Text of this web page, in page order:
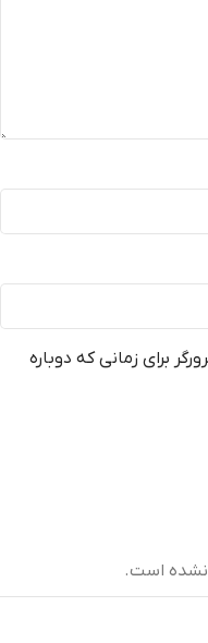
نشده است.
برای زمانی که دوباره